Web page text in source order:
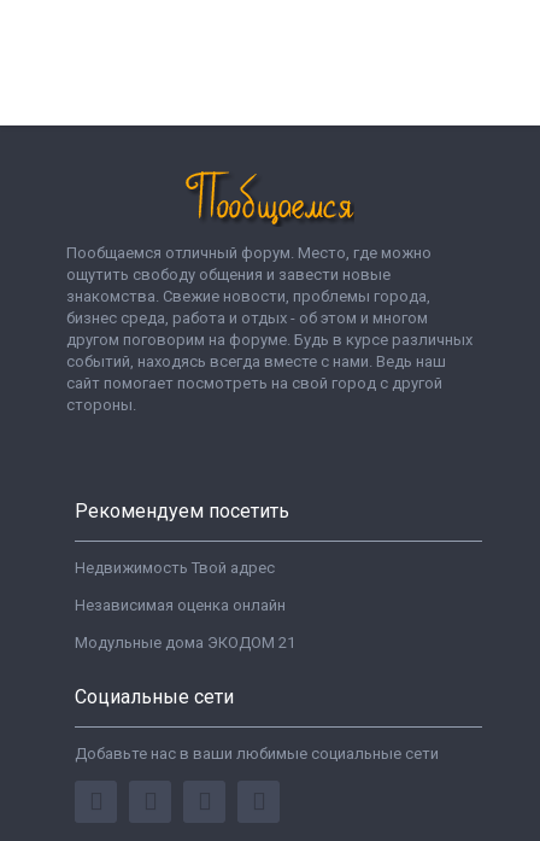
Пообщаемся отличный форум. Место, где можно
ощутить свободу общения и завести новые
знакомства. Свежие новости, проблемы города,
бизнес среда, работа и отдых - об этом и многом
другом поговорим на форуме. Будь в курсе различных
событий, находясь всегда вместе с нами. Ведь наш
сайт помогает посмотреть на свой город с другой
стороны.
Рекомендуем посетить
Недвижимость Твой адрес
Независимая оценка онлайн
Модульные дома ЭКОДОМ 21
Социальные сети
Добавьте нас в ваши любимые социальные сети